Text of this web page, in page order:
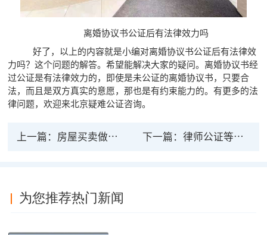
离婚协议书公证后有法律效力吗
好了，以上的内容就是小编对离婚协议书公证后有法律效
力吗？这个问题的解答。希望能解决大家的疑问。离婚协议书经
过公证是有法律效力的，即使是未公证的离婚协议书，只要合
法，而且是双方真实的意愿，那也是有约束能力的。有更多的法
律问题，欢迎来北京疑难公证咨询。
上一篇： 房屋买卖做的公证具有法律效力吗 下一篇： 律师公证等法律服务包括哪些？哪家最好？
为您推荐热门新闻